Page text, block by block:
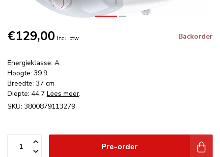
€129,00 Incl. btw Backorder
Energieklasse: A
Hoogte: 39.9
Breedte: 37 cm
Diepte: 44.7 Lees meer.
SKU: 3800879113279
Pre-order